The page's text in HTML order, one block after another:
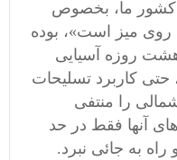
کشور ما، بخصوص
روی میز است»، بوده
هشت روزه آسیایی
سنگاپور، حتی کاربرد تسلیحات
را منتفی
آنها فقط در حد
به جائی نبرد.